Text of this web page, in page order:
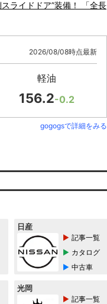
ライドドア”装備！ 「全長
2026/08/08時点最新
軽油
156.2-0.2
gogogsで詳細をみる
日産
記事一覧
カタログ
中古車
光岡
記事一覧